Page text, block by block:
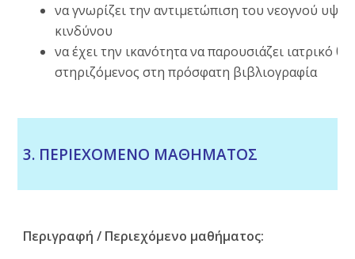
να γνωρίζει την αντιμετώπιση του νεογνού
κινδύνου
να έχει την ικανότητα να παρουσιάζει ιατρικό
στηριζόμενος στη πρόσφατη βιβλιογραφία
3. ΠΕΡΙΕΧΟΜΕΝΟ ΜΑΘΗΜΑΤΟΣ
Περιγραφή / Περιεχόμενο μαθήματος: